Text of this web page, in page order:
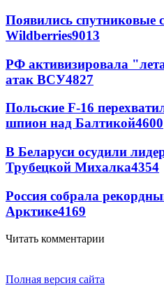
Появились спутниковые
Wildberries9013
РФ активизировала
атак ВСУ4827
Польские F-16
шпион над Балтикой4600
В Беларуси осудили
Трубецкой Михалка4354
Россия собрала
Арктике4169
Читать комментарии
Полная версия сайта